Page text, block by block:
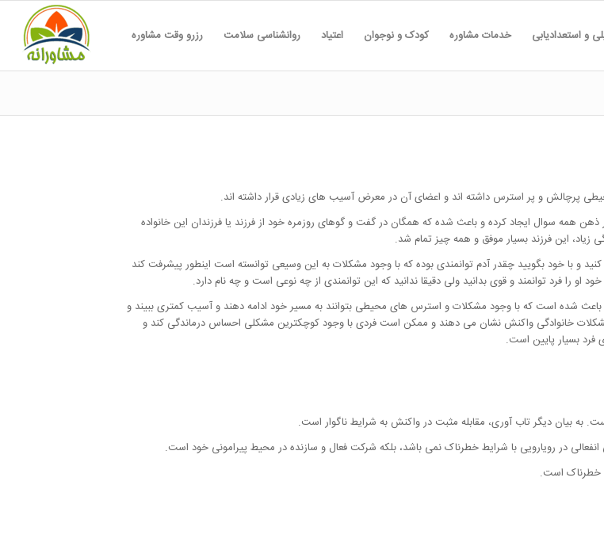
و استعدادیابی خدمات مشاوره کودک و نوجوان اعتیاد روانشناسی سلامت رزرو وقت مشاوره
پرچالش و پر استرس داشته اند و اعضای آن در معرض آسیب های زیادی قرار داشته اند.
همه سوال ایجاد کرده و باعث شده که همگان در گفت و گوهای روزمره خود از فرزند یا فرزندان این خانواده
زیاد، این فرزند بسیار موفق و همه چیز تمام شد.
و با خود بگویید چقدر آدم توانمندی بوده که با وجود مشکلات به این وسیعی توانسته است اینطور پیشرفت کند
فرد توانمند و قوی بدانید ولی دقیقا ندانید که این توانمندی از چه نوعی است و چه نام دارد.
باعث شده است که با وجود مشکلات و استرس های محیطی بتوانند به مسیر خود ادامه دهند و آسیب کمتری ببیند و
مشکلات خانوادگی واکنش نشان می دهند و ممکن است فردی با وجود کوچکترین مشکلی احساس درماندگی کند و
فرد بسیار پایین است.
به بیان دیگر تاب آوری، مقابله مثبت در واکنش به شرایط ناگوار است.
انفعالی در رویارویی با شرایط خطرناک نمی باشد، بلکه شرکت فعال و سازنده در محیط پیرامونی خود است.
خطرناک است.